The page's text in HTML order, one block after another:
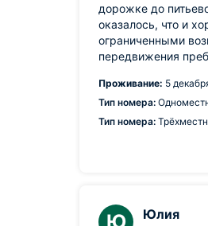
дорожке до
оказалось, что и
ограниченными
передвижения
Проживание: 5
Тип номера:
Тип номера:
Юлия